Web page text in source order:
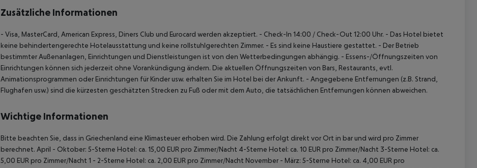
Zusätzliche Informationen
- Visa, MasterCard, American Express, Diners Club und Eurocard werden akzeptiert. - Check-In 14:00 / Check-Out 12:00 Uhr. - Das Hotel bietet
keine behindertengerechte Hotelausstattung und keine rollstuhlgerechten Zimmer. - Es sind keine Haustiere gestattet. - Der Betrieb
bestimmter Außenanlagen, Einrichtungen und Dienstleistungen ist von den Wetterbedingungen abhängig. - Essens-/Öffnungszeiten von
Einrichtungen können sich jederzeit ohne Vorankündigung ändern. Die aktuellen Öffnungszeiten von Bars, Restaurants, evtl.
Animationsprogrammen oder Einrichtungen für Kinder usw. erhalten Sie im Hotel bei der Ankunft. - Angegebene Entfernungen (z.B. Strand,
Flughafen usw.) sind die kürzesten geschätzten Strecken zu Fuß oder mit dem Auto, die tatsächlichen Entfernungen können abweichen.
Wichtige Informationen
Bitte beachten Sie, dass in Griechenland eine Klimasteuer erhoben wird. Die Zahlung erfolgt direkt vor Ort in bar und wird pro Zimmer
berechnet. April - Oktober: 5-Sterne Hotel: ca. 15,00 EUR pro Zimmer/Nacht 4-Sterne Hotel: ca. 10 EUR pro Zimmer/Nacht 3-Sterne Hotel: ca.
5,00 EUR pro Zimmer/Nacht 1 - 2-Sterne Hotel: ca. 2,00 EUR pro Zimmer/Nacht November - März: 5-Sterne Hotel: ca. 4,00 EUR pro